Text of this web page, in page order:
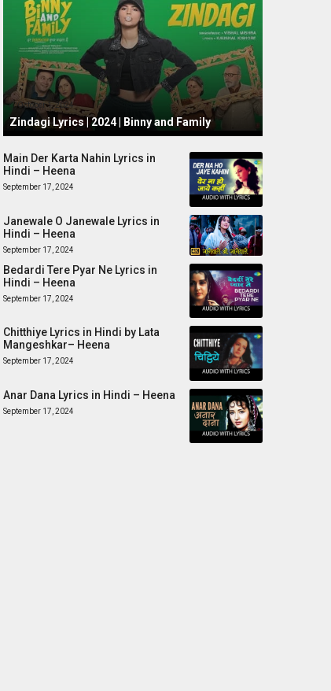
October 1, 2024
Zindagi Lyrics | 2024 | Binny and Family
Main Der Karta Nahin Lyrics in
Hindi – Heena
September 17, 2024
Janewale O Janewale Lyrics in
Hindi – Heena
September 17, 2024
Bedardi Tere Pyar Ne Lyrics in
Hindi – Heena
September 17, 2024
Chitthiye Lyrics in Hindi by Lata
Mangeshkar– Heena
September 17, 2024
Anar Dana Lyrics in Hindi – Heena
September 17, 2024